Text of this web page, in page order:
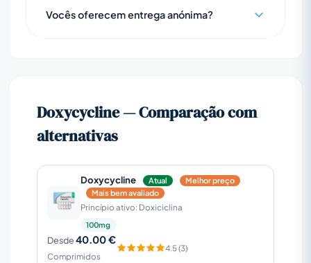
Vocês oferecem entrega anónima?
Doxycycline — Comparação com
alternativas
Doxycycline Atual
Melhor preço
Mais bem avaliado
Princípio ativo: Doxiciclina
100mg
Desde40.00 €
Comprimidos
4.5 (3)